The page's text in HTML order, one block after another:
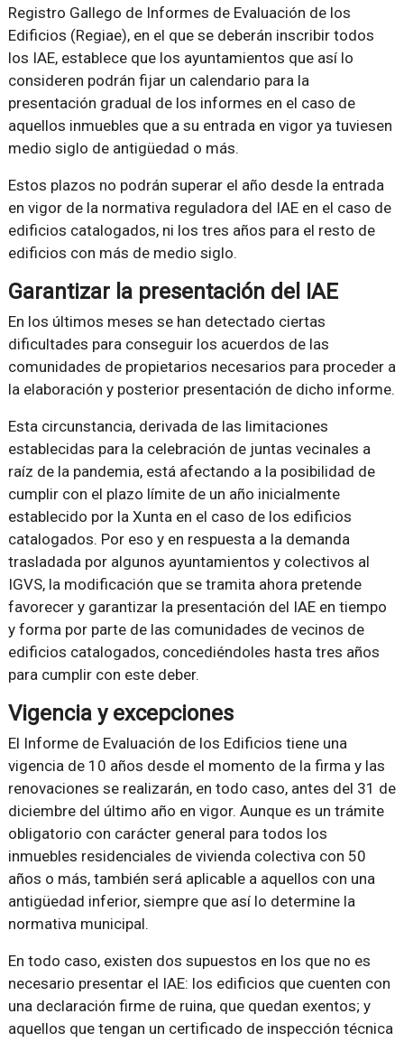
Registro Gallego de Informes de Evaluación de los
Edificios (Regiae), en el que se deberán inscribir todos
los IAE, establece que los ayuntamientos que así lo
consideren podrán fijar un calendario para la
presentación gradual de los informes en el caso de
aquellos inmuebles que a su entrada en vigor ya tuviesen
medio siglo de antigüedad o más.
Estos plazos no podrán superar el año desde la entrada
en vigor de la normativa reguladora del IAE en el caso de
edificios catalogados, ni los tres años para el resto de
edificios con más de medio siglo.
Garantizar la presentación del IAE
En los últimos meses se han detectado ciertas
dificultades para conseguir los acuerdos de las
comunidades de propietarios necesarios para proceder a
la elaboración y posterior presentación de dicho informe.
Esta circunstancia, derivada de las limitaciones
establecidas para la celebración de juntas vecinales a
raíz de la pandemia, está afectando a la posibilidad de
cumplir con el plazo límite de un año inicialmente
establecido por la Xunta en el caso de los edificios
catalogados. Por eso y en respuesta a la demanda
trasladada por algunos ayuntamientos y colectivos al
IGVS, la modificación que se tramita ahora pretende
favorecer y garantizar la presentación del IAE en tiempo
y forma por parte de las comunidades de vecinos de
edificios catalogados, concediéndoles hasta tres años
para cumplir con este deber.
Vigencia y excepciones
El Informe de Evaluación de los Edificios tiene una
vigencia de 10 años desde el momento de la firma y las
renovaciones se realizarán, en todo caso, antes del 31 de
diciembre del último año en vigor. Aunque es un trámite
obligatorio con carácter general para todos los
inmuebles residenciales de vivienda colectiva con 50
años o más, también será aplicable a aquellos con una
antigüedad inferior, siempre que así lo determine la
normativa municipal.
En todo caso, existen dos supuestos en los que no es
necesario presentar el IAE: los edificios que cuenten con
una declaración firme de ruina, que quedan exentos; y
aquellos que tengan un certificado de inspección técnica